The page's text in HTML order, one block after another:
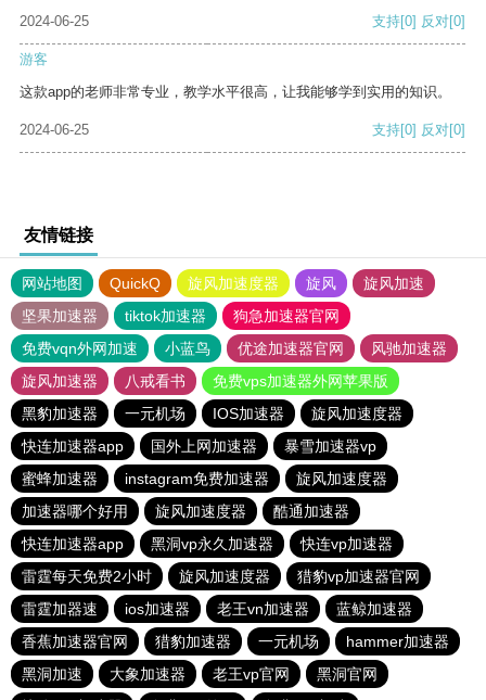
2024-06-25
支持[0] 反对[0]
游客
这款app的老师非常专业，教学水平很高，让我能够学到实用的知识。
2024-06-25 支持[0] 反对[0]
友情链接
网站地图 QuickQ 旋风加速度器 旋风
旋风加速
坚果加速器
tiktok加速器
狗急加速器官网
免费vqn外网加速
小蓝鸟 优途加速器官网
风驰加速器
旋风加速器
八戒看书
免费vps加速器外网苹果版
黑豹加速器
一元机场 IOS加速器
旋风加速度器
快连加速器app
国外上网加速器
暴雪加速器vp
蜜蜂加速器
instagram免费加速器
旋风加速度器
加速器哪个好用
旋风加速度器
酷通加速器
快连加速器app
黑洞vp永久加速器
快连vp加速器
雷霆每天免费2小时
旋风加速度器
猎豹vp加速器官网
雷霆加器速
ios加速器 老王vn加速器
蓝鲸加速器
香蕉加速器官网
猎豹加速器 一元机场
hammer加速器
黑洞加速
大象加速器 老王vp官网
黑洞官网